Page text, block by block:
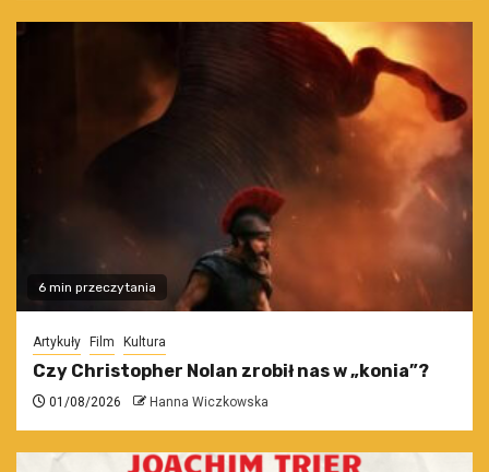
6 min przeczytania
Artykuły Film Kultura
Czy Christopher Nolan zrobił nas w „konia”?
01/08/2026 Hanna Wiczkowska